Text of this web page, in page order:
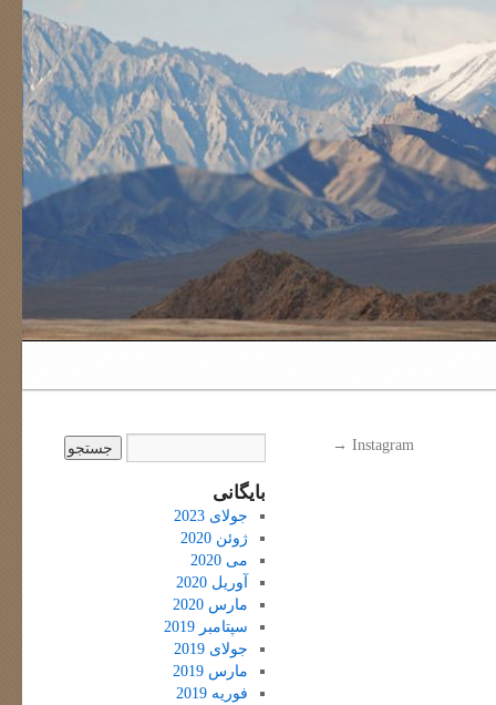
Instagram
→
بایگانی
جولای 2023
ژوئن 2020
می 2020
آوریل 2020
مارس 2020
سپتامبر 2019
جولای 2019
مارس 2019
فوریه 2019